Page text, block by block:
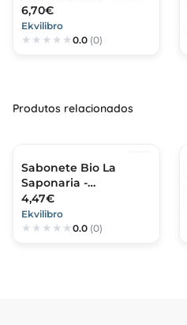
6,70€
Ekvilibro
0.0 (0)
Produtos relacionados
Sabonete Bio La
Saponaria -
Mediterrânio com
Aloe
4,47€
Ekvilibro
0.0 (0)